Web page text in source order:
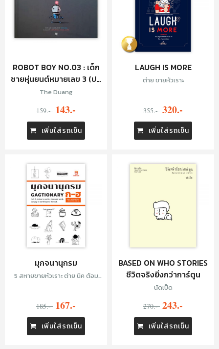
ROBOT BOY NO.03 : เด็ก
ชายหุ่นยนต์หมายเลข 3 (ปก
แข็ง)
The Duang
159.- 143.-
เพิ่มใส่รถเข็น
LAUGH IS MORE
ต่าย ขายหัวเราะ
355.- 320.-
เพิ่มใส่รถเข็น
มุกจนานุกรม
5 สหายขายหัวเราะ ต่าย นิค ต้อม
185.- 167.-
เพิ่มใส่รถเข็น
BASED ON WHO STORIES
ชีวิตจริงยิ่งกว่าการ์ตูน
นัดเป็ด
270.- 243.-
เพิ่มใส่รถเข็น